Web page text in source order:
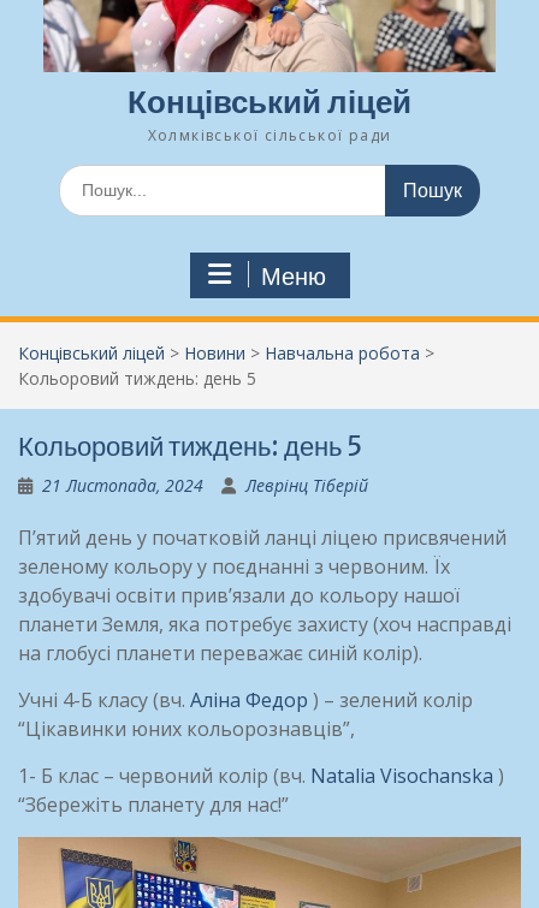
Концівський ліцей
Холмківської сільської ради
Шукати:
Меню
Концівський ліцей > Новини > Навчальна робота >
Кольоровий тиждень: день 5
Кольоровий тиждень: день 5
21 Листопада, 2024 Леврінц Тіберій
П’ятий день у початковій ланці ліцею присвячений
зеленому кольору у поєднанні з червоним. Їх
здобувачі освіти прив’язали до кольору нашої
планети Земля, яка потребує захисту (хоч насправді
на глобусі планети переважає синій колір).
Учні 4-Б класу (вч. Аліна Федор ) – зелений колір
“Цікавинки юних кольорознавців”,
1- Б клас – червоний колір (вч. Natalia Visochanska )
“Збережіть планету для нас!”